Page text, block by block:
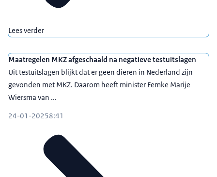
Lees verder
Maatregelen MKZ afgeschaald na negatieve testuitslagen
Uit testuitslagen blijkt dat er geen dieren in Nederland zijn
gevonden met MKZ. Daarom heeft minister Femke Marije
Wiersma van ...
24-01-20258:41